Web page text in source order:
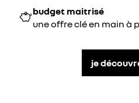
budget maitrisé
une offre clé en main à
je